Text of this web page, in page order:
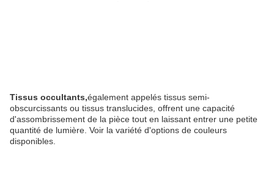
Tissus occultants,également appelés tissus semi-
obscurcissants ou tissus translucides, offrent une capacité
d'assombrissement de la pièce tout en laissant entrer une petite
quantité de lumière. Voir la variété d'options de couleurs
disponibles.